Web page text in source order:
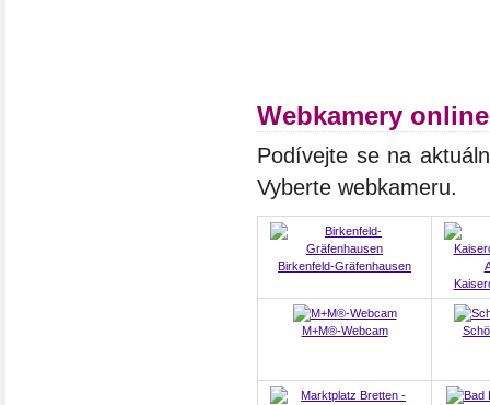
Webkamery
Podívejte se na
Vyberte webkameru.
Birkenfeld-Gräfenhausen
M+M®-Webcam